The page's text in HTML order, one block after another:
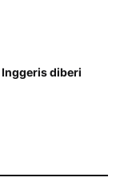
Inggeris diberi